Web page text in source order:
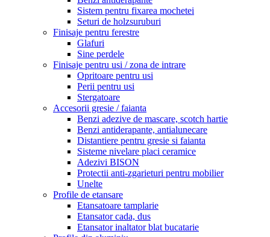
Sistem pentru fixarea mochetei
Seturi de holzsuruburi
Finisaje pentru ferestre
Glafuri
Sine perdele
Finisaje pentru usi / zona de intrare
Opritoare pentru usi
Perii pentru usi
Stergatoare
Accesorii gresie / faianta
Benzi adezive de mascare, scotch hartie
Benzi antiderapante, antialunecare
Distantiere pentru gresie si faianta
Sisteme nivelare placi ceramice
Adezivi BISON
Protectii anti-zgarieturi pentru mobilier
Unelte
Profile de etansare
Etansatoare tamplarie
Etansator cada, dus
Etansator inaltator blat bucatarie